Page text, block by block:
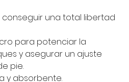
una total libertad
para potenciar la
y asegurar un ajuste
pie.
y absorbente.